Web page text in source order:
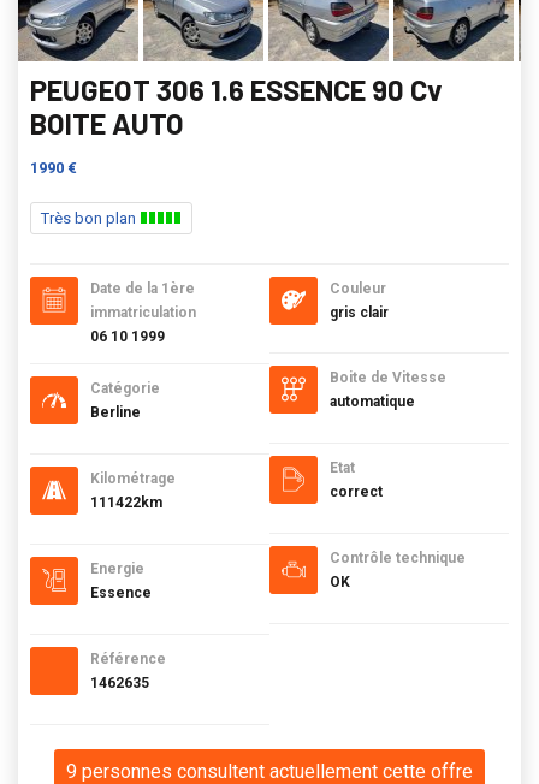
PEUGEOT 306 1.6 ESSENCE 90 Cv
BOITE AUTO
1990 €
Très bon plan
Date de la 1ère
immatriculation
06 10 1999
Catégorie
Berline
Kilométrage
111422km
Energie
Essence
Référence
1462635
Couleur
gris clair
Boite de Vitesse
automatique
Etat
correct
Contrôle technique
OK
9 personnes consultent actuellement cette offre